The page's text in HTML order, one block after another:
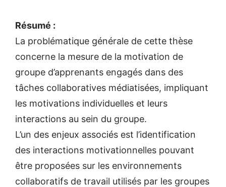
Résumé :
La problématique générale de cette thèse
concerne la mesure de la motivation de
groupe d’apprenants engagés dans des
tâches collaboratives médiatisées, impliquant
les motivations individuelles et leurs
interactions au sein du groupe.
L’un des enjeux associés est l’identification
des interactions motivationnelles pouvant
être proposées sur les environnements
collaboratifs de travail utilisés par les groupes